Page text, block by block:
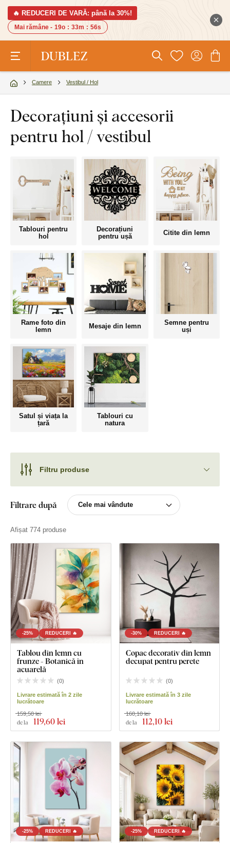
🔥 REDUCERI DE VARĂ: până la 30%!
Mai rămâne - 19o : 33m : 55s
Camere Vestibul / Hol
Decorațiuni și accesorii
pentru hol / vestibul
Tablouri pentru
hol
Decorațiuni
pentru ușă
Citite din lemn
Rame foto din
lemn
Mesaje din lemn
Semne pentru
uși
Satul și viața la
țară
Tablouri cu
natura
Filtru produse
Filtrare după
Afișat 774 produse
-25% REDUCERI 🔥
Tablou din lemn cu
frunze - Botanică în
acuarelă
(0)
Livrare estimată în 2 zile
lucrătoare
de la 119,60 lei
159,50 lei
-30% REDUCERI 🔥
Copac decorativ din lemn
decupat pentru perete
(0)
Livrare estimată în 3 zile
lucrătoare
de la 112,10 lei
160,10 lei
-25% REDUCERI 🔥 -25% REDUCERI 🔥